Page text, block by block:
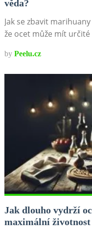
věda?
Jak se zbavit
že ocet může mít
by Peelu.cz
Jak dlouho vydrží
maximální životnost